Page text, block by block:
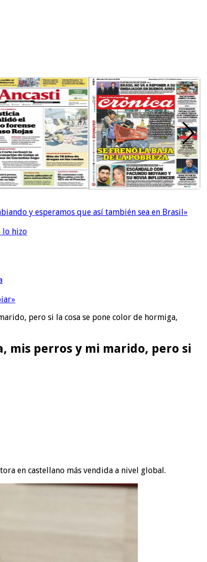
y esperamos que así también sea en Brasil»
lo hizo
pero si la cosa se pone color de hormiga,
mis perros y mi marido, pero si
en castellano más vendida a nivel global.